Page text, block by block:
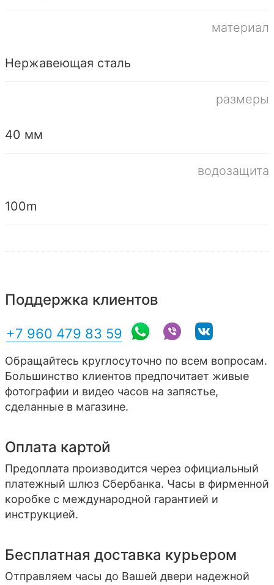
материал
Нержавеющая сталь
размеры
40 мм
водозащита
100m
Поддержка клиентов
+7 960 479 83 59
Обращайтесь круглосуточно по всем вопросам.
Большинство клиентов предпочитает живые
фотографии и видео часов на запястье,
сделанные в магазине.
Оплата картой
Предоплата производится через официальный
платежный шлюз Сбербанка. Часы в фирменной
коробке с международной гарантией и
инструкцией.
Бесплатная доставка курьером
Отправляем часы до Вашей двери надежной